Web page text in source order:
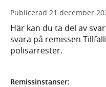
Publicerad 21 december
Här kan du ta del av
svara på remissen
polisarrester.
Remissinstanser: